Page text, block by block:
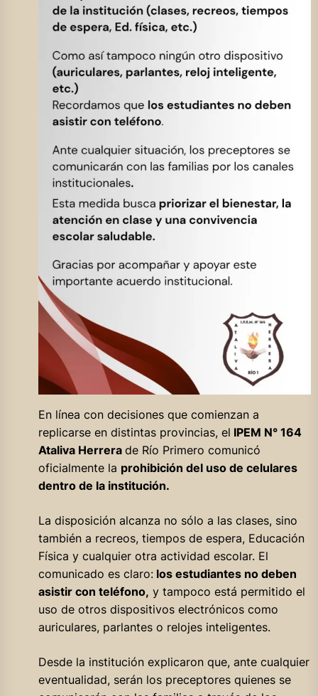
En línea con decisiones que comienzan a
replicarse en distintas provincias, el IPEM N° 164
Ataliva Herrera de Río Primero comunicó
oficialmente la prohibición del uso de celulares
dentro de la institución.
La disposición alcanza no sólo a las clases, sino
también a recreos, tiempos de espera, Educación
Física y cualquier otra actividad escolar. El
comunicado es claro:los estudiantes no deben
asistir con teléfono, y tampoco está permitido el
uso de otros dispositivos electrónicos como
auriculares, parlantes o relojes inteligentes.
Desde la institución explicaron que, ante cualquier
eventualidad, serán los preceptores quienes se